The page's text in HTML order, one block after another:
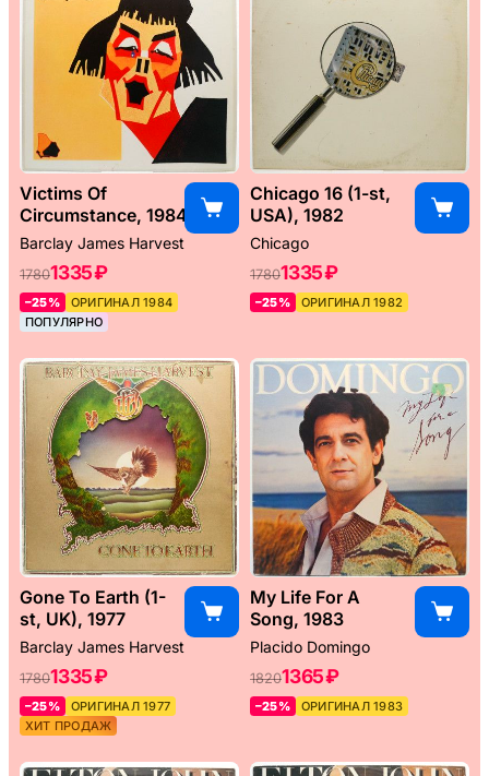
Victims Of
Circumstance, 1984
Barclay James Harvest
17801335 ₽
–25%
ОРИГИНАЛ 1984
ПОПУЛЯРНО
Chicago 16 (1-st,
USA), 1982
Chicago
17801335 ₽
–25% ОРИГИНАЛ 1982
Gone To Earth (1-
st, UK), 1977
Barclay James Harvest
17801335 ₽
–25%
ОРИГИНАЛ 1977
ХИТ ПРОДАЖ
My Life For A
Song, 1983
Placido Domingo
18201365 ₽
–25% ОРИГИНАЛ 1983